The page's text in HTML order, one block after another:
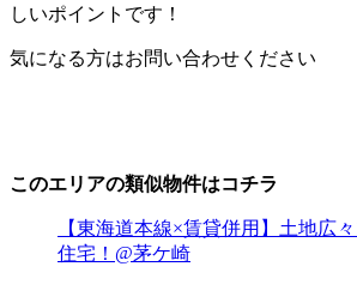
しいポイントです！
気になる方はお問い合わせください
このエリアの類似物件はコチラ
【東海道本線×賃貸併用】土地広
住宅！@茅ケ崎